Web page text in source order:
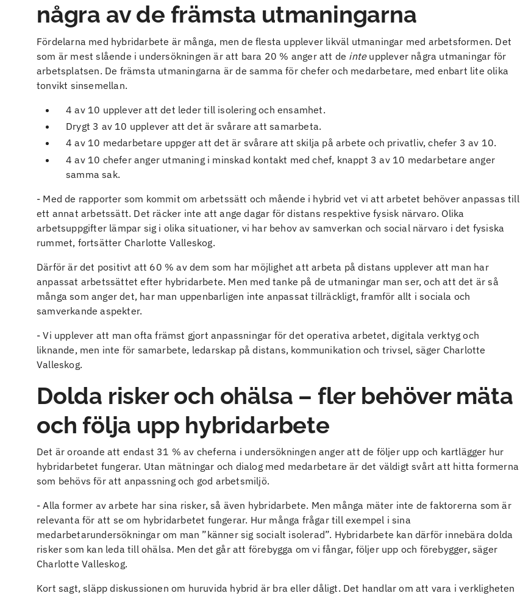
några av de främsta utmaningarna
Fördelarna med hybridarbete är många, men de flesta upplever likväl utmaningar med arbetsformen. Det
som är mest slående i undersökningen är att bara 20 % anger att de inte upplever några utmaningar för
arbetsplatsen. De främsta utmaningarna är de samma för chefer och medarbetare, med enbart lite olika
tonvikt sinsemellan.
4 av 10 upplever att det leder till isolering och ensamhet.
Drygt 3 av 10 upplever att det är svårare att samarbeta.
4 av 10 medarbetare uppger att det är svårare att skilja på arbete och privatliv, chefer 3 av 10.
4 av 10 chefer anger utmaning i minskad kontakt med chef, knappt 3 av 10 medarbetare anger
samma sak.
- Med de rapporter som kommit om arbetssätt och mående i hybrid vet vi att arbetet behöver anpassas till
ett annat arbetssätt. Det räcker inte att ange dagar för distans respektive fysisk närvaro. Olika
arbetsuppgifter lämpar sig i olika situationer, vi har behov av samverkan och social närvaro i det fysiska
rummet, fortsätter Charlotte Valleskog.
Därför är det positivt att 60 % av dem som har möjlighet att arbeta på distans upplever att man har
anpassat arbetssättet efter hybridarbete. Men med tanke på de utmaningar man ser, och att det är så
många som anger det, har man uppenbarligen inte anpassat tillräckligt, framför allt i sociala och
samverkande aspekter.
- Vi upplever att man ofta främst gjort anpassningar för det operativa arbetet, digitala verktyg och
liknande, men inte för samarbete, ledarskap på distans, kommunikation och trivsel, säger Charlotte
Valleskog.
Dolda risker och ohälsa – fler behöver mäta
och följa upp hybridarbete
Det är oroande att endast 31 % av cheferna i undersökningen anger att de följer upp och kartlägger hur
hybridarbetet fungerar. Utan mätningar och dialog med medarbetare är det väldigt svårt att hitta formerna
som behövs för att anpassning och god arbetsmiljö.
- Alla former av arbete har sina risker, så även hybridarbete. Men många mäter inte de faktorerna som är
relevanta för att se om hybridarbetet fungerar. Hur många frågar till exempel i sina
medarbetarundersökningar om man ”känner sig socialt isolerad”. Hybridarbete kan därför innebära dolda
risker som kan leda till ohälsa. Men det går att förebygga om vi fångar, följer upp och förebygger, säger
Charlotte Valleskog.
Kort sagt, släpp diskussionen om huruvida hybrid är bra eller dåligt. Det handlar om att vara i verkligheten